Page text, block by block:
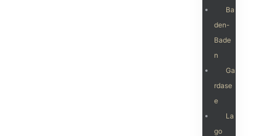
Ba
Den-
Bade
N
Ga
Rdase
E
La
Go